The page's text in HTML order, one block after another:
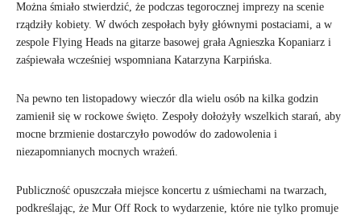
Można śmiało stwierdzić, że podczas tegorocznej imprezy na scenie
rządziły kobiety. W dwóch zespołach były głównymi postaciami, a w
zespole Flying Heads na gitarze basowej grała Agnieszka Kopaniarz i
zaśpiewała wcześniej wspomniana Katarzyna Karpińska.
Na pewno ten listopadowy wieczór dla wielu osób na kilka godzin
zamienił się w rockowe święto. Zespoły dołożyły wszelkich starań, aby
mocne brzmienie dostarczyło powodów do zadowolenia i
niezapomnianych mocnych wrażeń.
Publiczność opuszczała miejsce koncertu z uśmiechami na twarzach,
podkreślając, że Mur Off Rock to wydarzenie, które nie tylko promuje